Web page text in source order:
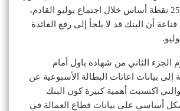
البنك برفع الفائدة 25 نقطة أساس خلال اجتماع يوليو القادم،
أن البنك قد لا يلجأ إلى رفع الفائدة
الجزء الثاني من شهادة باول أمام
إلى بيانات اعانات البطالة الأسبوعية عن
والتي اكتسبت أهمية كبيرة كون البنك
أساسي على بيانات قطاع العمالة في